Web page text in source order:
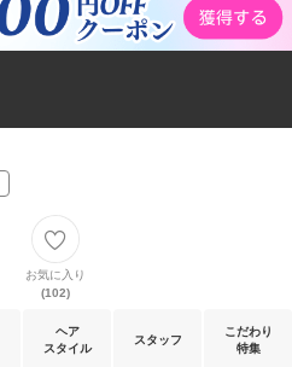
お気に入り
(102)
ヘア
スタイル
スタッフ
こだわり
特集